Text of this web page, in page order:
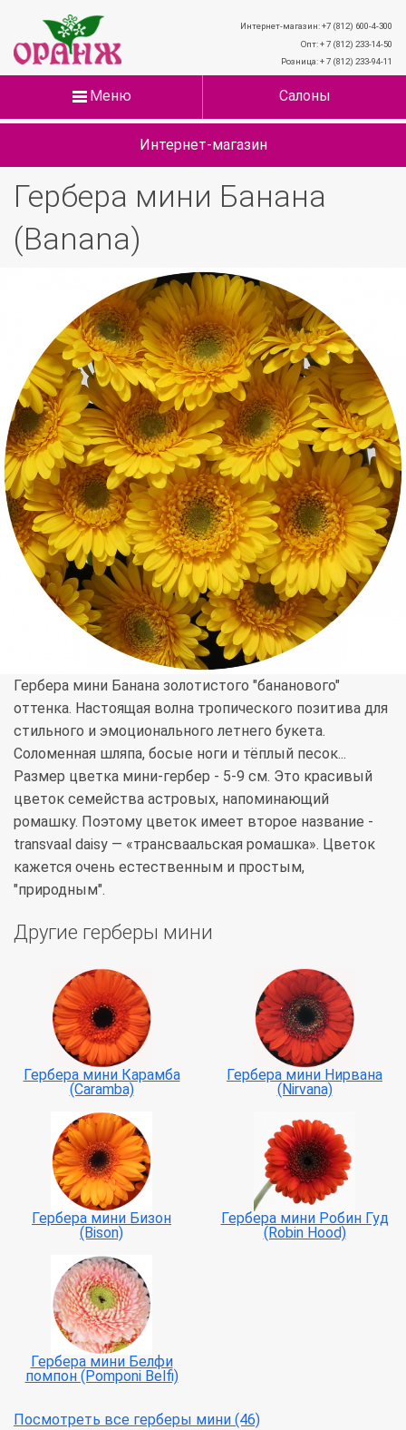
Интернет-магазин: +7 (812) 600-4-300
Опт: + 7 (812) 233-14-50
Розница: + 7 (812) 233-94-11
Меню Салоны
Интернет-магазин
Гербера мини Банана
(Banana)
Гербера мини Банана золотистого "бананового"
оттенка. Настоящая волна тропического позитива для
стильного и эмоционального летнего букета.
Соломенная шляпа, босые ноги и тёплый песок...
Размер цветка мини-гербер - 5-9 см. Это красивый
цветок семейства астровых, напоминающий
ромашку. Поэтому цветок имеет второе название -
transvaal daisy — «трансваальская ромашка». Цветок
кажется очень естественным и простым,
"природным".
Другие герберы мини
Гербера мини Карамба
(Caramba)
Гербера мини Нирвана
(Nirvana)
Гербера мини Бизон
(Bison)
Гербера мини Робин Гуд
(Robin Hood)
Гербера мини Белфи
помпон (Pomponi Belfi)
Посмотреть все герберы мини (46)